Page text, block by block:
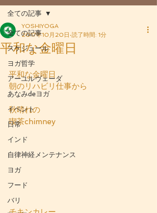
全ての記事
スケジュール
ヨガ哲学
アーユルヴェーダ
あなみdeヨガ
イベント
日常
インド
自律神経メンテナンス
ヨガ
フード
バリ
全ての記事
平和な金曜日
YOSHIYOGA
2017年10月20日 読了時間: 1分
平和な金曜日
朝のリハビリ仕事から
秋晴れの
喫茶chimney